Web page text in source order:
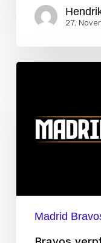
27.
Spieler
Madrid